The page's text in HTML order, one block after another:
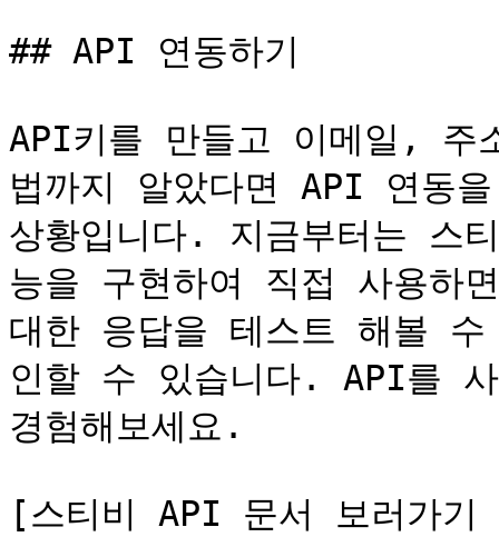
## API 연동하기
API키를 만들고 이메일, 주
법까지 알았다면 API 연동
상황입니다. 지금부터는 스
능을 구현하여 직접 사용하
대한 응답을 테스트 해볼
인할 수 있습니다. API를
경험해보세요.
[스티비 API 문서 보러가